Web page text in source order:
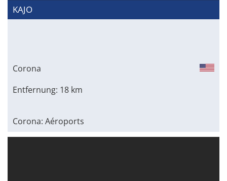
KAJO
Corona
Entfernung: 18 km
Corona: Aéroports